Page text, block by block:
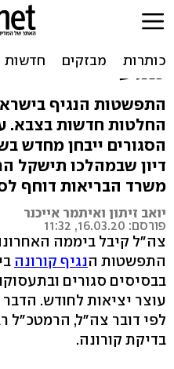
הקורונה
לחודש,
מגע
התפשטות הנגיף
החלטות חדשות בצבא.
הסגורים ייבחן מחדש
דיון שבמהלכו תישקל
משרד הבריאות דוחף
יואב זיתון ואיתמר אייכנר
פורסם: 16.03.20, 11:32
צה"ל קיבל ביממה
התפשטות הנגיף קורונה
בבסיסים סגורים
עוצר יציאות לחודש.
לפי דובר צה"ל, הרמטכ"ל
בדיקת קורונה.